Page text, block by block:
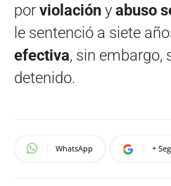
por violación y abuso
le sentenció a siete
efectiva, sin embargo,
detenido.
WhatsApp +